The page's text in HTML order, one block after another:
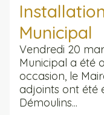
Municipal
Vendredi 20
Municipal a été
occasion, le
adjoints ont été
Démoulins...